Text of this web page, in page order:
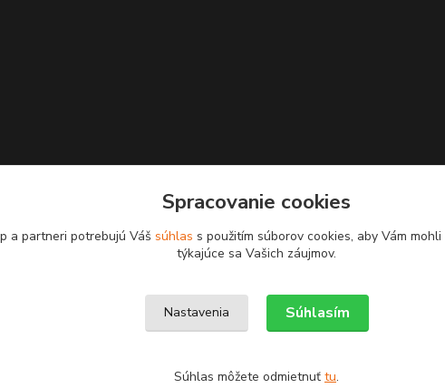
Upravit sběr cookies.
Spracovanie cookies
a partneri potrebujú Váš súhlas s použitím súborov cookies, aby Vám
týkajúce sa Vašich záujmov.
Nastavenia Súhlasím
Súhlas môžete odmietnuť tu.